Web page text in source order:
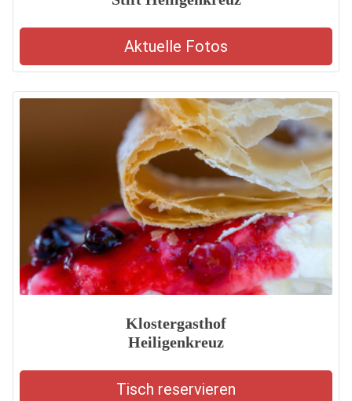
Aktuelle Fotos
Klostergasthof
Heiligenkreuz
Tisch reservieren